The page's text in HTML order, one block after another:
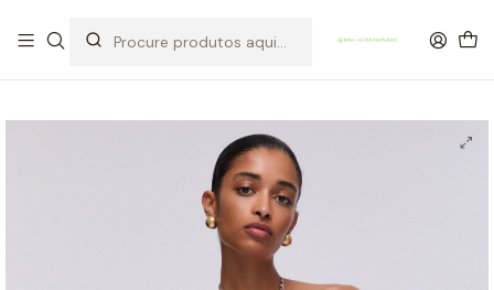
OFERTA DE PORTES DE ENVIO em compras para Portugal superiores a
80€ de artigos sem promoção